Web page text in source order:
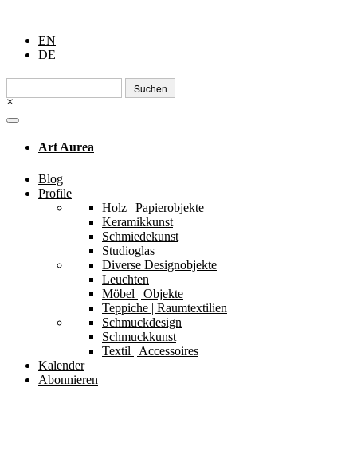
EN
DE
Suchen
nach:
×
Art Aurea
Blog
Profile
Holz | Papierobjekte
Keramikkunst
Schmiedekunst
Studioglas
Diverse Designobjekte
Leuchten
Möbel | Objekte
Teppiche | Raumtextilien
Schmuckdesign
Schmuckkunst
Textil | Accessoires
Kalender
Abonnieren